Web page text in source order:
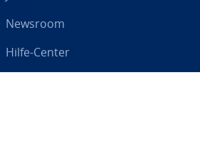
Newsroom
Hilfe-Center